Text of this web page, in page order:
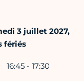
3 juillet 2027,
fériés
16:45 - 17:30